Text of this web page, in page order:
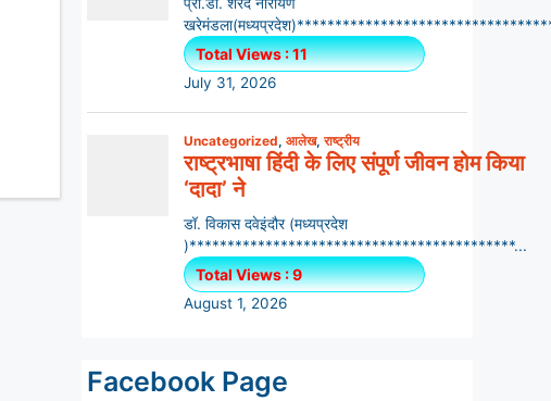
Facebook Page